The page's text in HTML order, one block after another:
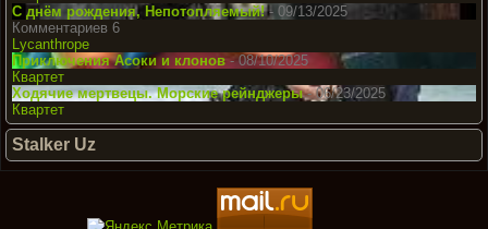
С днём рождения, Непотопляемый!- 09/13/2025
Комментариев 6
Lycanthrope
Приключения Асоки и клонов- 08/10/2025
Квартет
Ходячие мертвецы. Морские рейнджеры- 06/23/2025
Квартет
Stalker Uz